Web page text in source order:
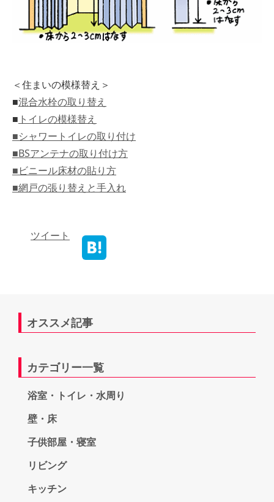
＜住まいの模様替え＞
■混合水栓の取り替え
■ トイレの模様替え
■シャワートイレの取り付け
■BSアンテナの取り付け方
■ビニール床材の貼り方
■網戸の張り替えと手入れ
ツイート
オススメ記事
カテゴリー一覧
浴室・トイレ・水周り
壁・床
子供部屋・寝室
リビング
キッチン